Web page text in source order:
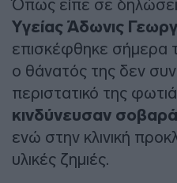
Όπως είπε σε
Υγείας Άδωνις
επισκέφθηκε σήμερα
ο θάνατός της δεν
περιστατικό της
κινδύνευσαν
ενώ στην κλινική
υλικές ζημιές.